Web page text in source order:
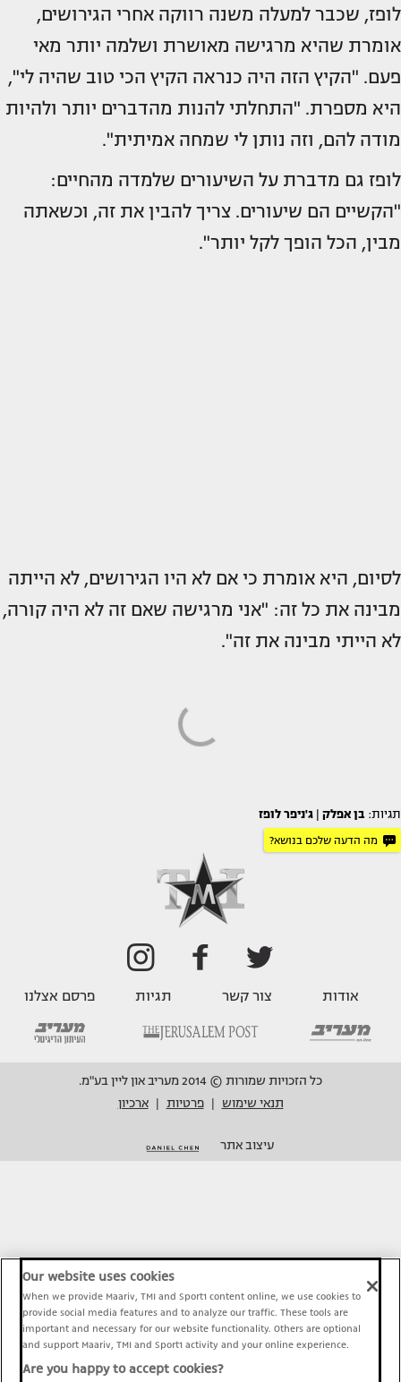
לופז, שכבר למעלה משנה רווקה אחרי הגירושים,
אומרת שהיא מרגישה מאושרת ושלמה יותר מאי
פעם. "הקיץ הזה היה כנראה הקיץ הכי טוב שהיה לי",
היא מספרת. "התחלתי להנות מהדברים יותר ולהיות
מודה להם, וזה נותן לי שמחה אמיתית".
לופז גם מדברת על השיעורים שלמדה מהחיים:
"הקשיים הם שיעורים. צריך להבין את זה, וכשאתה
מבין, הכל הופך לקל יותר".
לסיום, היא אומרת כי אם לא היו הגירושים, לא הייתה
מבינה את כל זה: "אני מרגישה שאם זה לא היה קורה,
לא הייתי מבינה את זה".
תגיות: בן אפלק ג'ניפר לופז
מה הדעה שלכם בנושא?
אודות צור קשר תגיות פרסם אצלנו
כל הזכויות שמורות © 2014 מעריב און ליין בע"מ.
תנאי שימוש
פרטיות ארכיון
עיצוב אתר
Our website uses cookies
When we provide Maariv, TMI and Sport1 content online, we use cookies to
provide social media features and to analyze our traffic. These tools are
important and necessary for our website functionality. Others are optional
and support Maariv, TMI and Sport1 activity and your online experience.
Are you happy to accept cookies?